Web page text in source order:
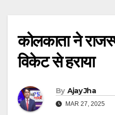
कोलकाता ने
विकेट से हराया
By Ajay Jha
MAR 27, 2025